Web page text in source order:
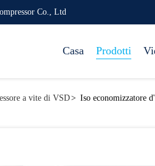
Co., Ltd
Casa Prodotti
a vite di VSD> Iso economizzatore